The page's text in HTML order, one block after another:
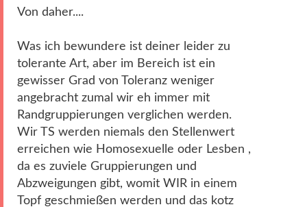
Von daher....
Was ich bewundere ist deiner leider zu
tolerante Art, aber im Bereich ist ein
gewisser Grad von Toleranz weniger
angebracht zumal wir eh immer mit
Randgruppierungen verglichen werden.
Wir TS werden niemals den Stellenwert
erreichen wie Homosexuelle oder Lesben ,
da es zuviele Gruppierungen und
Abzweigungen gibt, womit WIR in einem
Topf geschmießen werden und das kotz